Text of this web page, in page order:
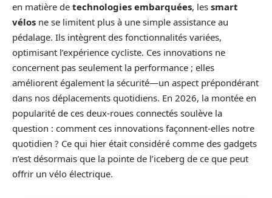
en matière de technologies embarquées, les smart
vélos ne se limitent plus à une simple assistance au
pédalage. Ils intègrent des fonctionnalités variées,
optimisant l’expérience cycliste. Ces innovations ne
concernent pas seulement la performance ; elles
améliorent également la sécurité—un aspect prépondérant
dans nos déplacements quotidiens. En 2026, la montée en
popularité de ces deux-roues connectés soulève la
question : comment ces innovations façonnent-elles notre
quotidien ? Ce qui hier était considéré comme des gadgets
n’est désormais que la pointe de l’iceberg de ce que peut
offrir un vélo électrique.